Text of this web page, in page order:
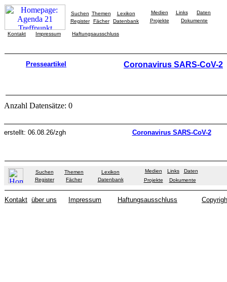
Suchen Themen
Lexikon
Register
Fächer Datenbank
Medien Links
Daten
Projekte
Dokumente
Kontakt Impressum Haftungsausschluss
Presseartikel Coronavirus SARS-CoV-2
Anzahl Datensätze: 0
erstellt: 06.08.26/zgh Coronavirus SARS-CoV-2
Suchen Themen
Lexikon
Register
Fächer Datenbank
Medien Links
Daten
Projekte
Dokumente
Kontakt über uns Impressum Haftungsausschluss